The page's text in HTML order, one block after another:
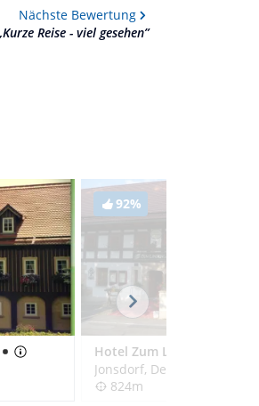
Nächste Bewertung
Kurze Reise - viel gesehen”
92%
Jonsdorf, Deutschland
824m